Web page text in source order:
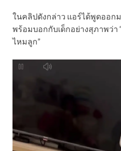
ในคลิปดังกล่าว แอร์ได้พูดออกม
พร้อมบอกกับเด็กอย่างสุภาพว่า
ไหมลูก”